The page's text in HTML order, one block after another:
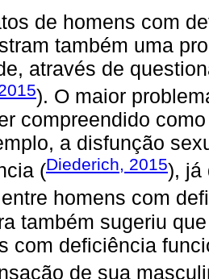
de homens com
também uma
através de
). O maior
compreendido
a disfunção
(Diederich, 2015), já
homens com
também sugeriu
com deficiência
de sua